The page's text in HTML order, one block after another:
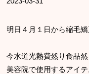
明日４月１日から縮毛
今水道光熱費然り食品
美容院で使用するアイ